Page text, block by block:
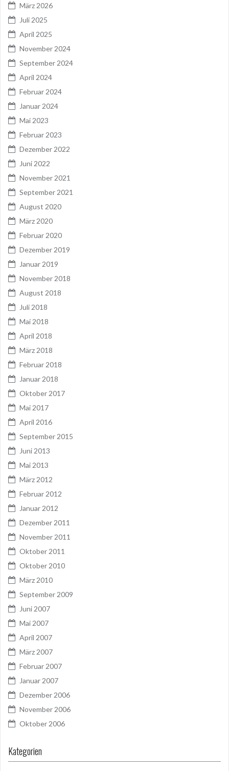
März 2026
Juli 2025
April 2025
November 2024
September 2024
April 2024
Februar 2024
Januar 2024
Mai 2023
Februar 2023
Dezember 2022
Juni 2022
November 2021
September 2021
August 2020
März 2020
Februar 2020
Dezember 2019
Januar 2019
November 2018
August 2018
Juli 2018
Mai 2018
April 2018
März 2018
Februar 2018
Januar 2018
Oktober 2017
Mai 2017
April 2016
September 2015
Juni 2013
Mai 2013
März 2012
Februar 2012
Januar 2012
Dezember 2011
November 2011
Oktober 2011
Oktober 2010
März 2010
September 2009
Juni 2007
Mai 2007
April 2007
März 2007
Februar 2007
Januar 2007
Dezember 2006
November 2006
Oktober 2006
Kategorien